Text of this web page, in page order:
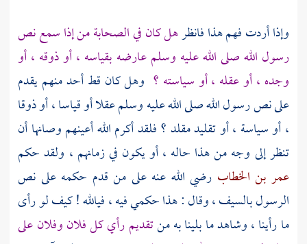
وإذا أردت فهم هذا فانظرهل كان في الصحابة من إذا سمع نص
رسول الله صلى الله عليه وسلم عارضه بقياسه ، أو ذوقه ، أو
وجده ، أو عقله ، أو سياسته ؟ وهل كان قط أحد منهم يقدم
على نص رسول الله صلى الله عليه وسلم عقلا أو قياسا ، أو ذوقا
، أو سياسة ، أو تقليد مقلد ؟ فلقد أكرم الله أعينهم وصانها أن
تنظر إلى وجه من هذا حاله ، أو يكون في زمانهم ، ولقد حكم
عمر بن الخطاب رضي الله عنه على من قدم حكمه على نص
الرسول بالسيف ، وقال : هذا حكمي فيه ، فيالله ! كيف لو رأى
ما رأينا ، وشاهد ما بلينا به منتقديم رأي كل فلان وفلان على